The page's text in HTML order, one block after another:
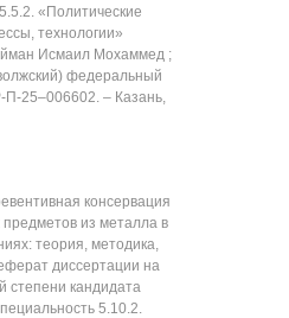
«Политические
технологии»
Исмаил Мохаммед ;
федеральный
П-25‒006602. ‒ Казань,
консервация
предметов из металла в
теория, методика,
диссертации на
степени кандидата
5.10.2.